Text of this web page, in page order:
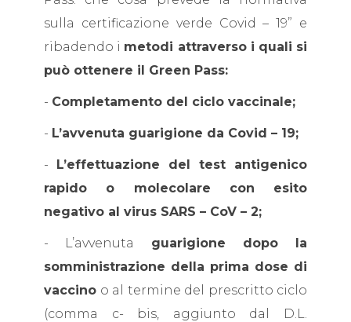
sulla certificazione verde Covid – 19” e
ribadendo i metodi attraverso i quali si
può ottenere il Green Pass:
- Completamento del ciclo vaccinale;
- L’avvenuta guarigione da Covid – 19;
- L’effettuazione del test antigenico
rapido o molecolare con esito
negativo al virus SARS – CoV – 2;
- L’avvenuta guarigione dopo la
somministrazione della prima dose di
vaccino o al termine del prescritto ciclo
(comma c- bis, aggiunto dal D.L.